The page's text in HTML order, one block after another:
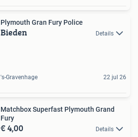
Plymouth Gran Fury Police
Bieden Details
's-Gravenhage 22 jul 26
Matchbox Superfast Plymouth Grand
Fury
€ 4,00 Details